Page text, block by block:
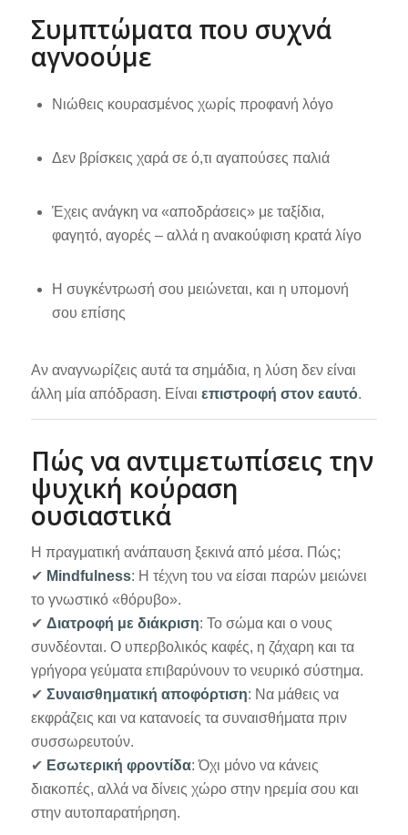
Συμπτώματα που συχνά
αγνοούμε
Νιώθεις κουρασμένος χωρίς προφανή λόγο
Δεν βρίσκεις χαρά σε ό,τι αγαπούσες παλιά
Έχεις ανάγκη να «αποδράσεις» με ταξίδια,
φαγητό, αγορές – αλλά η ανακούφιση κρατά λίγο
Η συγκέντρωσή σου μειώνεται, και η υπομονή
σου επίσης
Αν αναγνωρίζεις αυτά τα σημάδια, η λύση δεν είναι
άλλη μία απόδραση. Είναι επιστροφή στον εαυτό.
Πώς να αντιμετωπίσεις την
ψυχική κούραση
ουσιαστικά
Η πραγματική ανάπαυση ξεκινά από μέσα. Πώς;
✔ Mindfulness: Η τέχνη του να είσαι παρών μειώνει
το γνωστικό «θόρυβο».
✔ Διατροφή με διάκριση: Το σώμα και ο νους
συνδέονται. Ο υπερβολικός καφές, η ζάχαρη και τα
γρήγορα γεύματα επιβαρύνουν το νευρικό σύστημα.
✔ Συναισθηματική αποφόρτιση: Να μάθεις να
εκφράζεις και να κατανοείς τα συναισθήματα πριν
συσσωρευτούν.
✔ Εσωτερική φροντίδα: Όχι μόνο να κάνεις
διακοπές, αλλά να δίνεις χώρο στην ηρεμία σου και
στην αυτοπαρατήρηση.